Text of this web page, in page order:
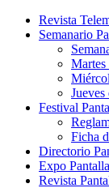
Revista
Semanario
Festival
Ficha
Directorio
Expo Pantalla
Revista